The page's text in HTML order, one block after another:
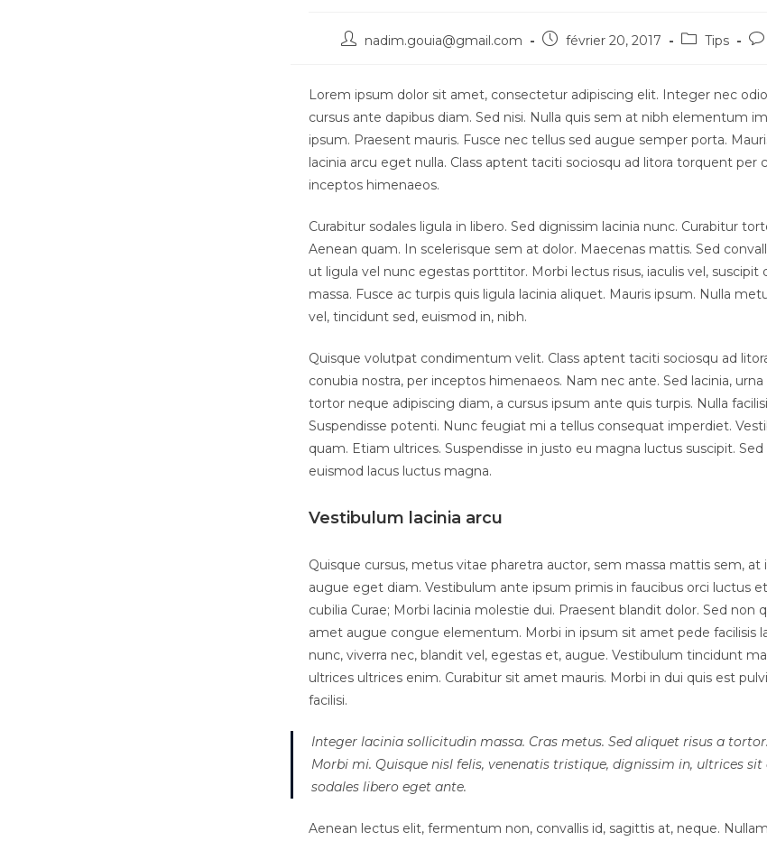
nadim.gouia@gmail.com février 20, 2017 Tips
Lorem ipsum dolor sit amet, consectetur adipiscing elit. Integer nec
cursus ante dapibus diam. Sed nisi. Nulla quis sem at nibh elementum
ipsum. Praesent mauris. Fusce nec tellus sed augue semper porta.
lacinia arcu eget nulla. Class aptent taciti sociosqu ad litora torquent per
inceptos himenaeos.
Curabitur sodales ligula in libero. Sed dignissim lacinia nunc. Curabitur
Aenean quam. In scelerisque sem at dolor. Maecenas mattis. Sed
ut ligula vel nunc egestas porttitor. Morbi lectus risus, iaculis vel, suscipit
massa. Fusce ac turpis quis ligula lacinia aliquet. Mauris ipsum. Nulla
vel, tincidunt sed, euismod in, nibh.
Quisque volutpat condimentum velit. Class aptent taciti sociosqu ad
conubia nostra, per inceptos himenaeos. Nam nec ante. Sed lacinia,
tortor neque adipiscing diam, a cursus ipsum ante quis turpis. Nulla
Suspendisse potenti. Nunc feugiat mi a tellus consequat imperdiet.
quam. Etiam ultrices. Suspendisse in justo eu magna luctus suscipit.
euismod lacus luctus magna.
Vestibulum lacinia arcu
Quisque cursus, metus vitae pharetra auctor, sem massa mattis sem,
augue eget diam. Vestibulum ante ipsum primis in faucibus orci luctus
cubilia Curae; Morbi lacinia molestie dui. Praesent blandit dolor. Sed non
amet augue congue elementum. Morbi in ipsum sit amet pede facilisis
nunc, viverra nec, blandit vel, egestas et, augue. Vestibulum tincidunt
ultrices ultrices enim. Curabitur sit amet mauris. Morbi in dui quis est
facilisi.
Integer lacinia sollicitudin massa. Cras metus. Sed aliquet risus a
Morbi mi. Quisque nisl felis, venenatis tristique, dignissim in, ultrices
sodales libero eget ante.
Aenean lectus elit, fermentum non, convallis id, sagittis at, neque.